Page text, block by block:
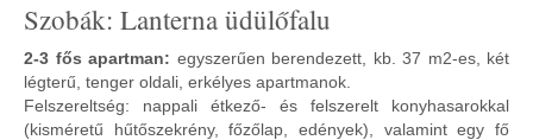
Szobák: Lanterna üdülőfalu
2-3 fős apartman: egyszerűen berendezett, kb. 37 m2-es, két
légterű, tenger oldali, erkélyes apartmanok.
Felszereltség: nappali étkező- és felszerelt konyhasarokkal
(kisméretű hűtőszekrény, főzőlap, edények), valamint egy fő